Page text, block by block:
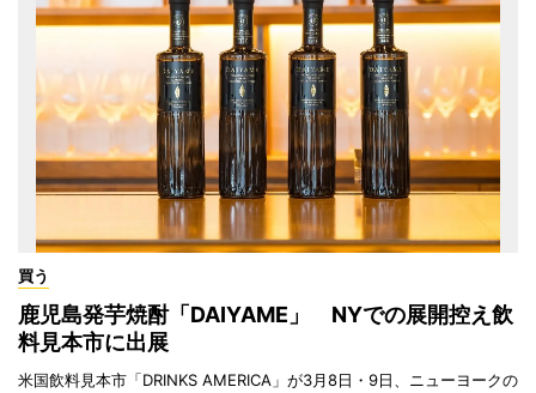
買う
鹿児島発芋焼酎「DAIYAME」 NYでの展開控え飲
料見本市に出展
米国飲料見本市「DRINKS AMERICA」が3月8日・9日、ニューヨークの